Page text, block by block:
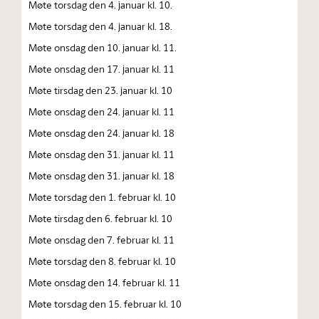
Møte torsdag den 4. januar kl. 10.
Møte torsdag den 4. januar kl. 18.
Møte onsdag den 10. januar kl. 11.
Møte onsdag den 17. januar kl. 11
Møte tirsdag den 23. januar kl. 10
Møte onsdag den 24. januar kl. 11
Møte onsdag den 24. januar kl. 18
Møte onsdag den 31. januar kl. 11
Møte onsdag den 31. januar kl. 18
Møte torsdag den 1. februar kl. 10
Møte tirsdag den 6. februar kl. 10
Møte onsdag den 7. februar kl. 11
Møte torsdag den 8. februar kl. 10
Møte onsdag den 14. februar kl. 11
Møte torsdag den 15. februar kl. 10